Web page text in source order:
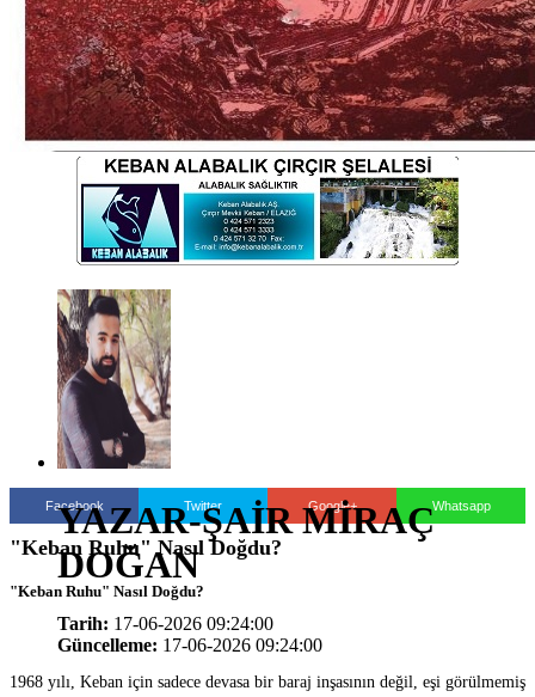
YAZAR-ŞAİR MİRAÇ
DOĞAN
Tarih: 17-06-2026 09:24:00
Güncelleme: 17-06-2026 09:24:00
Facebook Twitter Google+ Whatsapp
"Keban Ruhu" Nasıl Doğdu?
"Keban Ruhu" Nasıl Doğdu?
1968 yılı, Keban için sadece devasa bir baraj inşasının değil, eşi görülmemiş